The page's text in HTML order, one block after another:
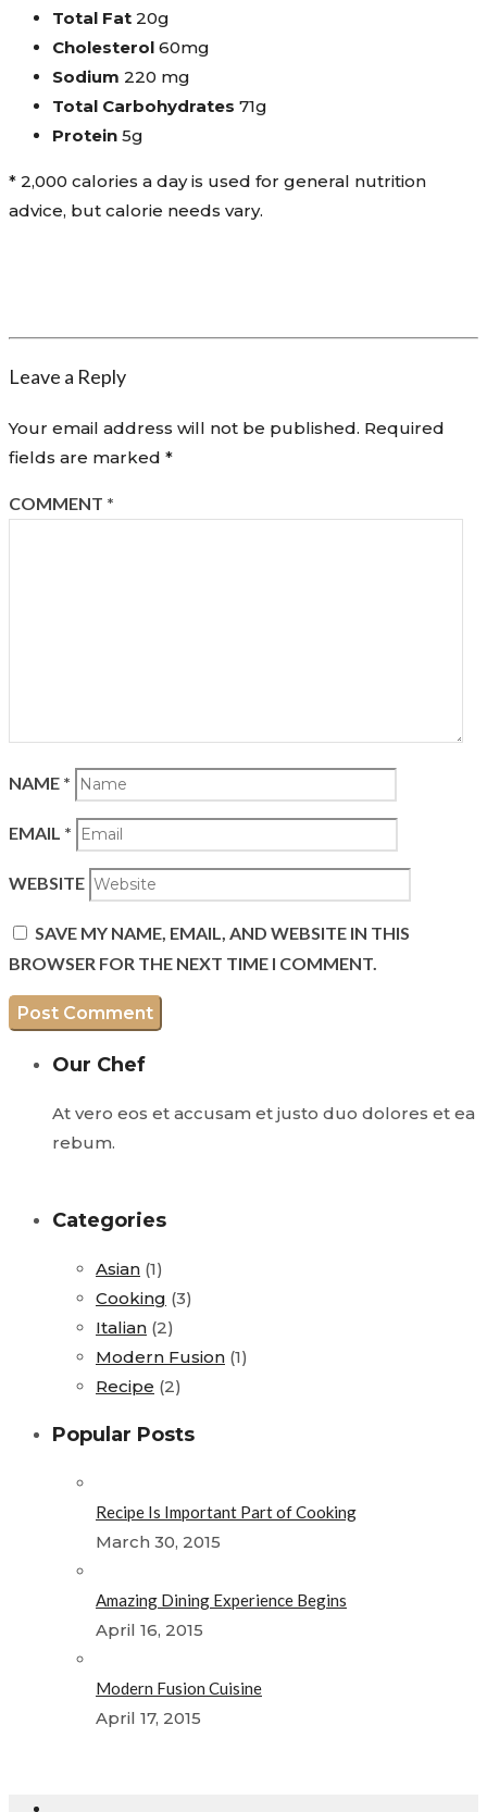
Total Fat 20g
Cholesterol 60mg
Sodium 220 mg
Total Carbohydrates 71g
Protein 5g
* 2,000 calories a day is used for general nutrition
advice, but calorie needs vary.
Leave a Reply
Your email address will not be published. Required
fields are marked *
COMMENT *
NAME *
EMAIL *
WEBSITE
SAVE MY NAME, EMAIL, AND WEBSITE IN THIS
BROWSER FOR THE NEXT TIME I COMMENT.
Our Chef
At vero eos et accusam et justo duo dolores et ea
rebum.
Categories
Asian (1)
Cooking (3)
Italian (2)
Modern Fusion (1)
Recipe (2)
Popular Posts
Recipe Is Important Part of Cooking
March 30, 2015
Amazing Dining Experience Begins
April 16, 2015
Modern Fusion Cuisine
April 17, 2015